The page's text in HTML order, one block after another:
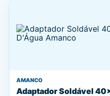
AMANCO
Adaptador Soldável